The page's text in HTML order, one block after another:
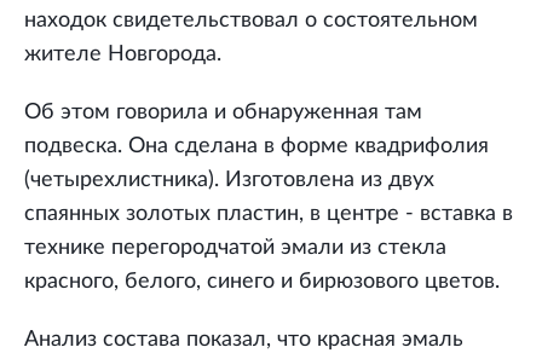
находок свидетельствовал о состоятельном
жителе Новгорода.
Об этом говорила и обнаруженная там
подвеска. Она сделана в форме квадрифолия
(четырехлистника). Изготовлена из двух
спаянных золотых пластин, в центре - вставка в
технике перегородчатой эмали из стекла
красного, белого, синего и бирюзового цветов.
Анализ состава показал, что красная эмаль